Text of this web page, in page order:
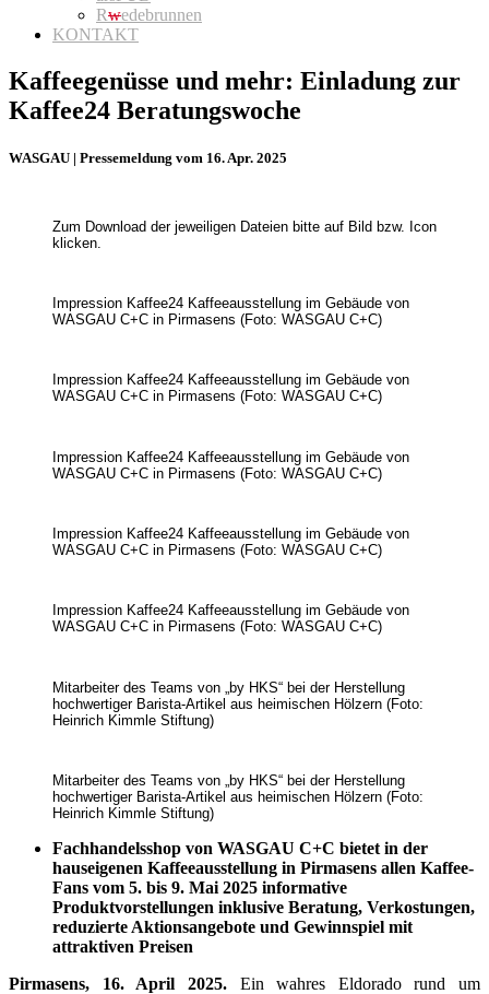
Rwedebrunnen
KONTAKT
Kaffeegenüsse und mehr: Einladung zur
Kaffee24 Beratungswoche
WASGAU | Pressemeldung vom 16. Apr. 2025
Zum Download der jeweiligen Dateien bitte auf Bild bzw. Icon
klicken.
Impression Kaffee24 Kaffeeausstellung im Gebäude von
WASGAU C+C in Pirmasens (Foto: WASGAU C+C)
Impression Kaffee24 Kaffeeausstellung im Gebäude von
WASGAU C+C in Pirmasens (Foto: WASGAU C+C)
Impression Kaffee24 Kaffeeausstellung im Gebäude von
WASGAU C+C in Pirmasens (Foto: WASGAU C+C)
Impression Kaffee24 Kaffeeausstellung im Gebäude von
WASGAU C+C in Pirmasens (Foto: WASGAU C+C)
Impression Kaffee24 Kaffeeausstellung im Gebäude von
WASGAU C+C in Pirmasens (Foto: WASGAU C+C)
Mitarbeiter des Teams von „by HKS“ bei der Herstellung
hochwertiger Barista-Artikel aus heimischen Hölzern (Foto:
Heinrich Kimmle Stiftung)
Mitarbeiter des Teams von „by HKS“ bei der Herstellung
hochwertiger Barista-Artikel aus heimischen Hölzern (Foto:
Heinrich Kimmle Stiftung)
Fachhandelsshop von WASGAU C+C bietet in der
hauseigenen Kaffeeausstellung in Pirmasens allen Kaffee-
Fans vom 5. bis 9. Mai 2025 informative
Produktvorstellungen inklusive Beratung, Verkostungen,
reduzierte Aktionsangebote und Gewinnspiel mit
attraktiven Preisen
Pirmasens, 16. April 2025. Ein wahres Eldorado rund um